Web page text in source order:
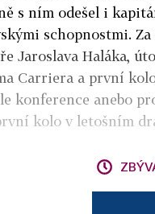
s ním odešel i
schopnostmi.
Jaroslava Haláka,
Carriera a první
konference anebo
kolo v letošním